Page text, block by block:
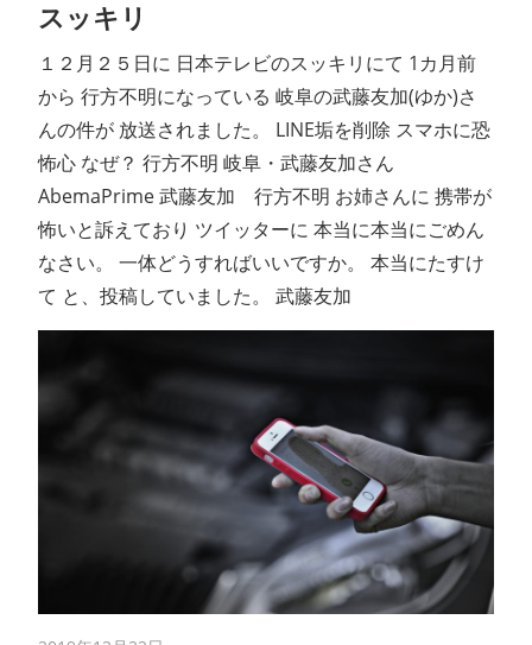
スッキリ
１２月２５日に 日本テレビのスッキリにて 1カ月前
から 行方不明になっている 岐阜の武藤友加(ゆか)さ
んの件が 放送されました。 LINE垢を削除 スマホに恐
怖心 なぜ？ 行方不明 岐阜・武藤友加さん
AbemaPrime 武藤友加 行方不明 お姉さんに 携帯が
怖いと訴えており ツイッターに 本当に本当にごめん
なさい。 一体どうすればいいですか。 本当にたすけ
て と、投稿していました。 武藤友加